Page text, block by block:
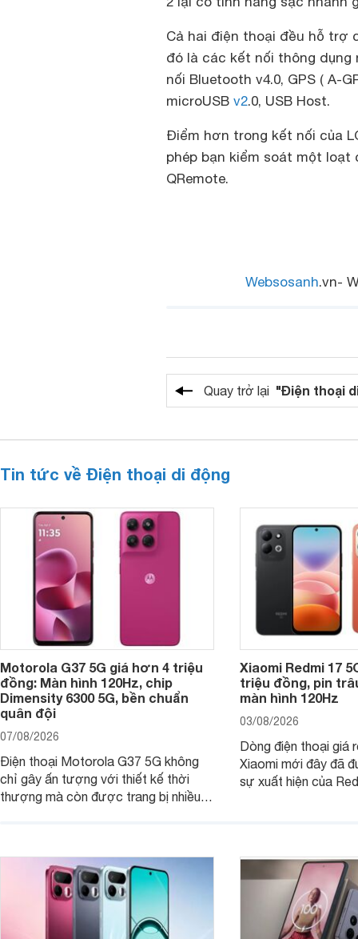
Cả hai điện thoại đều hỗ trợ
đó là các kết nối thông dụng
nối Bluetooth v4.0, GPS ( A-
microUSB v2.0, USB Host.
Điểm hơn trong kết nối của
phép bạn kiểm soát một
QRemote.
Websosanh.vn-
Quay trở lại "Điện thoại
Tin tức về Điện thoại di động
Motorola G37 5G giá hơn 4 triệu
đồng: Màn hình 120Hz, chip
Dimensity 6300 5G, bền chuẩn
quân đội
07/08/2026
Điện thoại Motorola G37 5G không
chỉ gây ấn tượng với thiết kế thời
thượng mà còn được trang bị nhiều
Xiaomi Redmi 17
triệu đồng, pin
màn hình 120Hz
03/08/2026
Dòng điện thoại giá
Xiaomi mới đây đã
sự xuất hiện của